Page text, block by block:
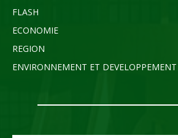
FLASH
ECONOMIE
REGION
ENVIRONNEMENT ET DEVELOPPEMENT